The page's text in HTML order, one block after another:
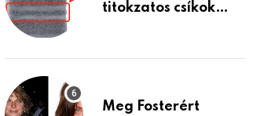
titokzatos csíkok
Meg Fosterért